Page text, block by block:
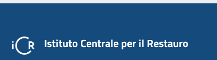
Istituto Centrale per il Restauro